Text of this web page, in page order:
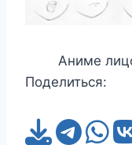
Аниме
Поделиться: